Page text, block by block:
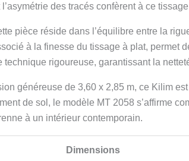
des tracés confèrent à ce
pièce réside dans l’équilibre entre la
à la finesse du tissage à plat, permet
technique rigoureuse, garantissant la
généreuse de 3,60 x 2,85 m, ce Kilim
de sol, le modèle MT 2058 s’affirme
à un intérieur contemporain.
Dimensions